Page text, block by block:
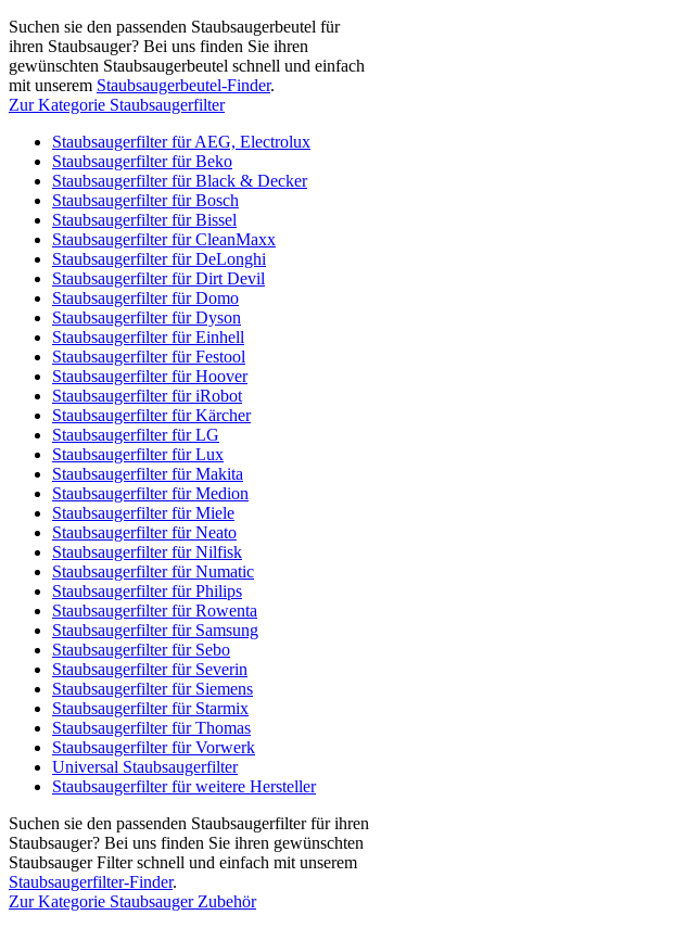
Suchen sie den passenden Staubsaugerbeutel für
ihren Staubsauger? Bei uns finden Sie ihren
gewünschten Staubsaugerbeutel schnell und einfach
mit unserem Staubsaugerbeutel-Finder.
Zur Kategorie Staubsaugerfilter
Staubsaugerfilter für AEG, Electrolux
Staubsaugerfilter für Beko
Staubsaugerfilter für Black & Decker
Staubsaugerfilter für Bosch
Staubsaugerfilter für Bissel
Staubsaugerfilter für CleanMaxx
Staubsaugerfilter für DeLonghi
Staubsaugerfilter für Dirt Devil
Staubsaugerfilter für Domo
Staubsaugerfilter für Dyson
Staubsaugerfilter für Einhell
Staubsaugerfilter für Festool
Staubsaugerfilter für Hoover
Staubsaugerfilter für iRobot
Staubsaugerfilter für Kärcher
Staubsaugerfilter für LG
Staubsaugerfilter für Lux
Staubsaugerfilter für Makita
Staubsaugerfilter für Medion
Staubsaugerfilter für Miele
Staubsaugerfilter für Neato
Staubsaugerfilter für Nilfisk
Staubsaugerfilter für Numatic
Staubsaugerfilter für Philips
Staubsaugerfilter für Rowenta
Staubsaugerfilter für Samsung
Staubsaugerfilter für Sebo
Staubsaugerfilter für Severin
Staubsaugerfilter für Siemens
Staubsaugerfilter für Starmix
Staubsaugerfilter für Thomas
Staubsaugerfilter für Vorwerk
Universal Staubsaugerfilter
Staubsaugerfilter für weitere Hersteller
Suchen sie den passenden Staubsaugerfilter für ihren
Staubsauger? Bei uns finden Sie ihren gewünschten
Staubsauger Filter schnell und einfach mit unserem
Staubsaugerfilter-Finder.
Zur Kategorie Staubsauger Zubehör